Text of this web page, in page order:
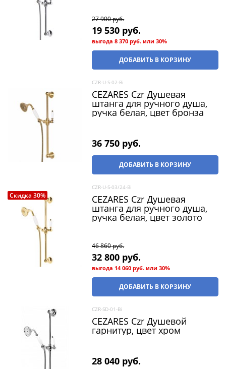
27 900 руб.
19 530 руб.
выгода8 370 руб. или30%
ДОБАВИТЬ В КОРЗИНУ
CZR-U-S-02-Bi
CEZARES Czr Душевая
штанга для ручного душа,
ручка белая, цвет бронза
36 750 руб.
ДОБАВИТЬ В КОРЗИНУ
Скидка 30%
CZR-U-S-03/24-Bi
CEZARES Czr Душевая
штанга для ручного душа,
ручка белая, цвет золото
46 860 руб.
32 800 руб.
выгода 14 060 руб. или30%
ДОБАВИТЬ В КОРЗИНУ
CZR-SD-01-Bi
CEZARES Czr Душевой
гарнитур, цвет хром
28 040 руб.